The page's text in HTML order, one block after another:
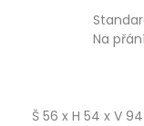
Na
Š 56 x H 54 x V